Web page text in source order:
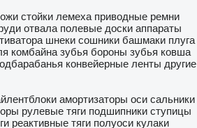
стойки лемеха приводные ремни
отвала полевые доски аппараты
шнеки сошники башмаки плуга
комбайна зубья бороны зубья ковша
конвейерные ленты другие
амортизаторы оси сальники
рулевые тяги подшипники ступицы
реактивные тяги полуоси кулаки